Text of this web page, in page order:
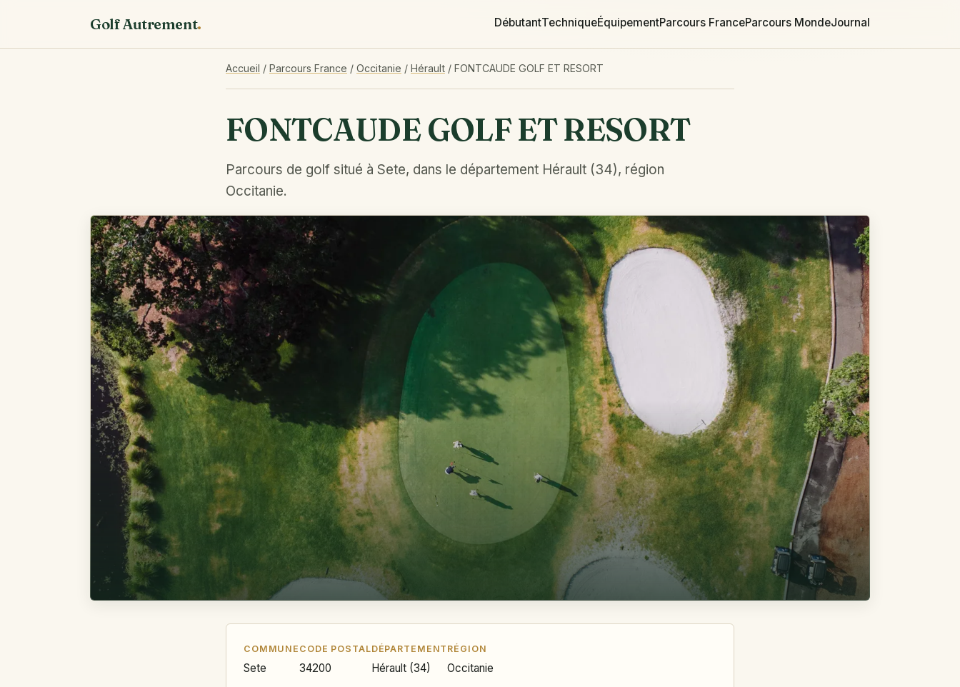
Golf Autrement. DébutantTechniqueÉquipementParcours FranceParcours MondeJournal
Accueil / Parcours France / Occitanie / Hérault / FONTCAUDE GOLF ET RESORT
FONTCAUDE GOLF ET RESORT
Parcours de golf situé à Sete, dans le département Hérault (34), région
Occitanie.
COMMUNE
Sete
CODE POSTAL
34200
DÉPARTEMENT
Hérault (34)
RÉGION
Occitanie